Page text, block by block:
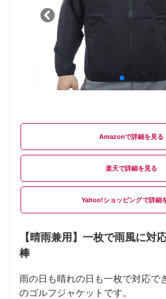
Amazon
楽天
Yahoo!ショッピング
【晴雨兼用】一枚で雨風に対
棒
雨の日も晴れの日も一枚で対応で
のゴルフジャケットです。